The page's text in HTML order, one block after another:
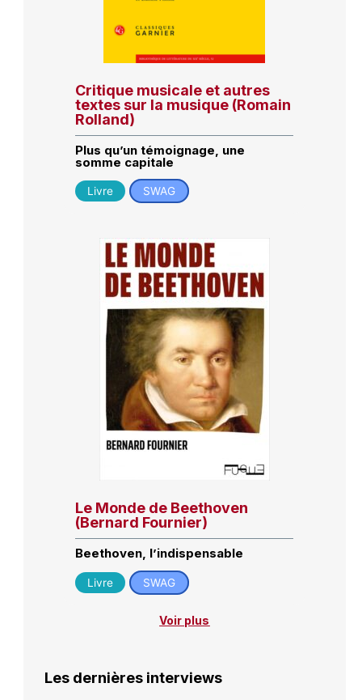
Critique musicale et autres
textes sur la musique (Romain
Rolland)
Plus qu’un témoignage, une
somme capitale
Livre SWAG
Le Monde de Beethoven
(Bernard Fournier)
Beethoven, l’indispensable
Livre SWAG
Voir plus
Les dernières interviews